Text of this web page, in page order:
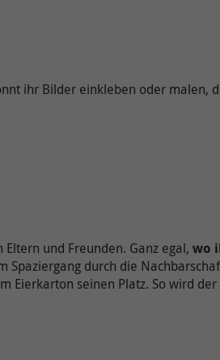
ihr Bilder einkleben oder malen,
und Freunden. Ganz egal, wo
Spaziergang durch die
Eierkarton seinen Platz. So wird
Dies wird hier hinterlegt.